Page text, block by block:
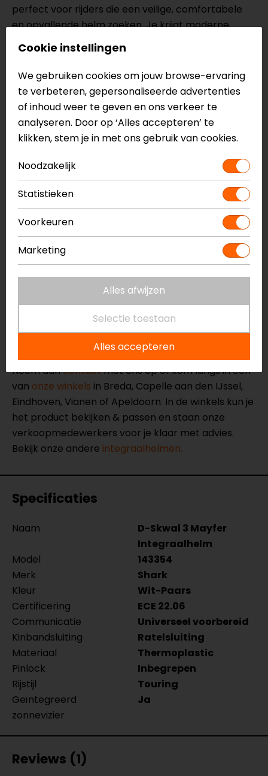
perfect voor rijders die een veilige, comfortabele
en opvallende helm zoeken. Je krijgt moderne
technologie, een uniek design en slimme functies
voor dagelijks gebruik.
Een ideale keuze voor motorrijders die stijl en
comfort willen combineren.
Specificaties van deShark D-Skwal
3 Mayfer
LEXAN™ high-impact polycarbonaatinjectie
Meerdere lucht in- en uitlaten
ECE 22.06
Vizier met gepatenteerd systeem voor snelle en
gereedschapsloze extractie
Pinlock inbegrepen
Geïntegreerd zonnevizier, anti-fog en UV-380
Let op: wordt geleverd zonder irridium vizier
Meer informatie nodig?
Heb je meer informatie nodig over dit product?
Neem dancontactmet ons op of kom langs in één
van onze winkels in Breda, Capelle aan den IJssel,
Eindhoven, Vianen of Apeldoorn. In de winkels kun je
het product bekijken & passen en staan onze
verkoopmedewerkers voor je klaar met advies.
Bekijk onze andere integraalhelmen.
Specificaties
Naam
D-Skwal 3 Mayfer
Integraalhelm
Model
143354
Merk
Shark
Kleur
Wit-Paars
Certificering
ECE 22.06
Communicatie
Universeel voorbereid
Kinbandsluiting
Ratelsluiting
Materiaal
Thermoplastic
Pinlock
Inbegrepen
Rijstijl
Touring
Geïntegreerd
zonnevizier
Ja
Reviews (1)
Cookie instellingen
We gebruiken cookies om jouw browse-ervaring
te verbeteren, gepersonaliseerde advertenties
of inhoud weer te geven en ons verkeer te
analyseren. Door op ‘Alles accepteren’ te
klikken, stem je in met ons gebruik van cookies.
Noodzakelijk
Statistieken
Voorkeuren
Marketing
Alles afwijzen
Selectie toestaan
Alles accepteren